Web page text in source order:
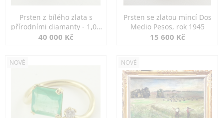
Prsten z bílého zlata s
přírodními diamanty - 1,00
ct
40 000 Kč
Prsten se zlatou mincí Dos
Medio Pesos, rok 1945
15 600 Kč
NOVÉ NOVÉ